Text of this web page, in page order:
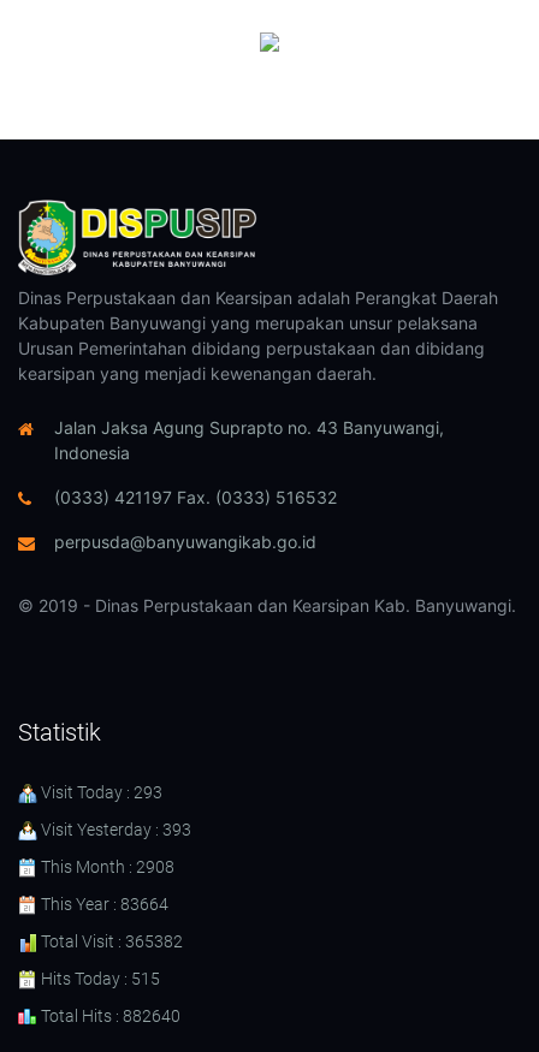
Dinas Perpustakaan dan Kearsipan adalah Perangkat Daerah
Kabupaten Banyuwangi yang merupakan unsur pelaksana
Urusan Pemerintahan dibidang perpustakaan dan dibidang
kearsipan yang menjadi kewenangan daerah.
Jalan Jaksa Agung Suprapto no. 43 Banyuwangi,
Indonesia
(0333) 421197 Fax. (0333) 516532
perpusda@banyuwangikab.go.id
© 2019 - Dinas Perpustakaan dan Kearsipan Kab. Banyuwangi.
Statistik
Visit Today : 293
Visit Yesterday : 393
This Month : 2908
This Year : 83664
Total Visit : 365382
Hits Today : 515
Total Hits : 882640